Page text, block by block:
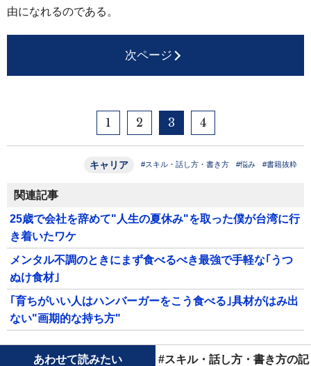
由になれるのである。
次ページ
1 2 3 4
キャリア #スキル・話し方・書き方 #悩み #書籍抜粋
関連記事
25歳で会社を辞めて"人生の夏休み"を取った僕が台湾に行
き着いたワケ
メンタル不調のときにまず食べるべき最強で手軽な｢うつ
ぬけ食材｣
｢育ちがいい人はハンバーガーをこう食べる｣具材がはみ出
ない"画期的な持ち方"
あわせて読みたい
#スキル・話し方・書き方の記